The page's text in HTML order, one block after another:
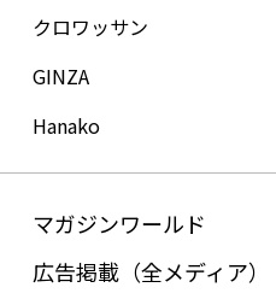
クロワッサン
GINZA
Hanako
マガジンワールド
広告掲載（全メディア）